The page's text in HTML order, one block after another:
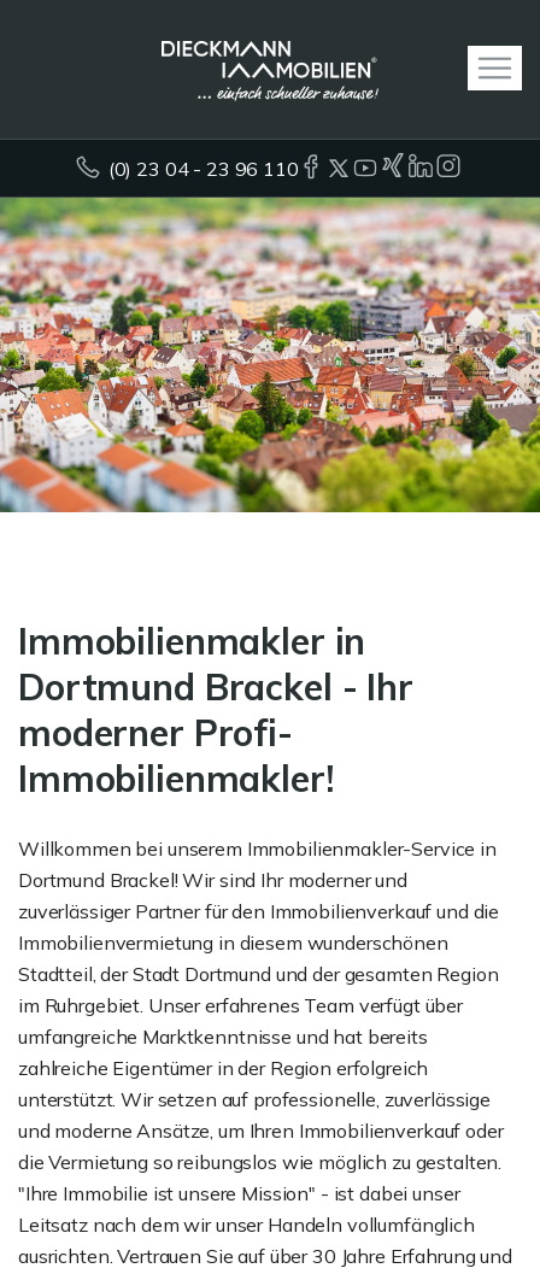
(0) 23 04 - 23 96 110
Immobilien­makler in
Dortmund Brackel - Ihr
moderner Profi-
Immobilienmakler!
Willkommen bei unserem Immobilienmakler-Service in
Dortmund Brackel! Wir sind Ihr moderner und
zuverlässiger Partner für den Immobilienverkauf und die
Immobilienvermietung in diesem wunderschönen
Stadtteil, der Stadt Dortmund und der gesamten Region
im Ruhrgebiet. Unser erfahrenes Team verfügt über
umfangreiche Marktkenntnisse und hat bereits
zahlreiche Eigentümer in der Region erfolgreich
unterstützt. Wir setzen auf professionelle, zuverlässige
und moderne Ansätze, um Ihren Immobilienverkauf oder
die Vermietung so reibungslos wie möglich zu gestalten.
"Ihre Immobilie ist unsere Mission" - ist dabei unser
Leitsatz nach dem wir unser Handeln vollumfänglich
ausrichten. Vertrauen Sie auf über 30 Jahre Erfahrung und